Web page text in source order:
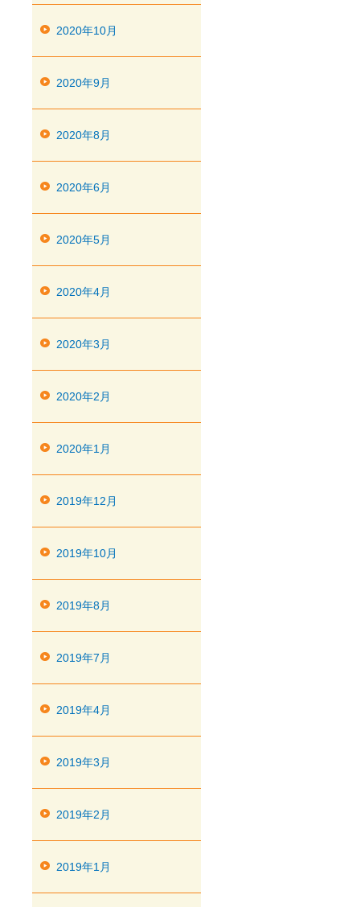
2020年10月
2020年9月
2020年8月
2020年6月
2020年5月
2020年4月
2020年3月
2020年2月
2020年1月
2019年12月
2019年10月
2019年8月
2019年7月
2019年4月
2019年3月
2019年2月
2019年1月